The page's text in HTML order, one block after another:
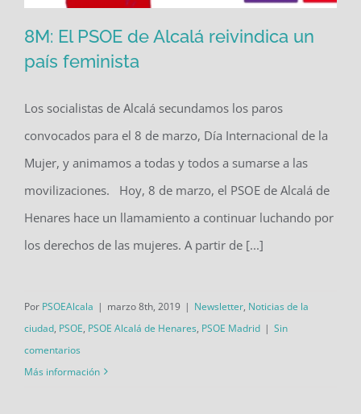
8M: El PSOE de Alcalá reivindica un
país feminista
8M: El PSOE de Alcalá reivindica un
país feminista
Los socialistas de Alcalá secundamos los paros
convocados para el 8 de marzo, Día Internacional de la
Mujer, y animamos a todas y todos a sumarse a las
movilizaciones. Hoy, 8 de marzo, el PSOE de Alcalá de
Henares hace un llamamiento a continuar luchando por
los derechos de las mujeres. A partir de [...]
Por PSOEAlcala | marzo 8th, 2019 | Newsletter, Noticias de la
ciudad, PSOE, PSOE Alcalá de Henares, PSOE Madrid | Sin
comentarios
Más información